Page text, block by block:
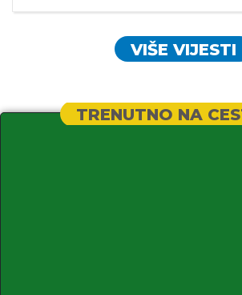
VIŠE VIJESTI
TRENUTNO NA